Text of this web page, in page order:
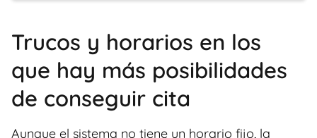
Trucos y horarios en los
que hay más posibilidades
de conseguir cita
Aunque el sistema no tiene un horario fijo, la